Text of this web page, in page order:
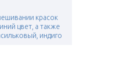
красок
цвет, а также
индиго